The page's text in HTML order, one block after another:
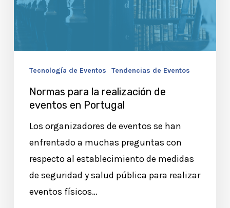
eventos
Tecnología de Eventos Tendencias de Eventos
Normas para la realización de
eventos en Portugal
Los organizadores de eventos se han
enfrentado a muchas preguntas con
respecto al establecimiento de medidas
de seguridad y salud pública para realizar
eventos físicos…